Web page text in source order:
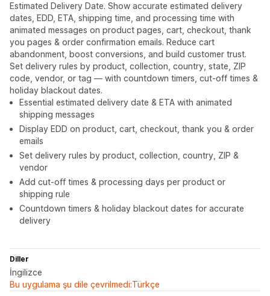
Estimated Delivery Date. Show accurate estimated delivery
dates, EDD, ETA, shipping time, and processing time with
animated messages on product pages, cart, checkout, thank
you pages & order confirmation emails. Reduce cart
abandonment, boost conversions, and build customer trust.
Set delivery rules by product, collection, country, state, ZIP
code, vendor, or tag — with countdown timers, cut-off times &
holiday blackout dates.
Essential estimated delivery date & ETA with animated
shipping messages
Display EDD on product, cart, checkout, thank you & order
emails
Set delivery rules by product, collection, country, ZIP &
vendor
Add cut-off times & processing days per product or
shipping rule
Countdown timers & holiday blackout dates for accurate
delivery
Diller
İngilizce
Bu uygulama şu dile çevrilmedi:Türkçe